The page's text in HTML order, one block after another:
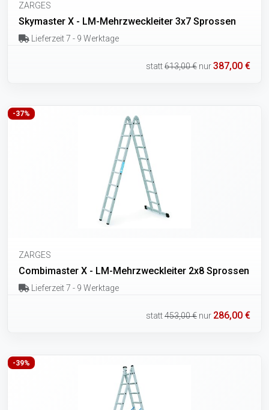
ZARGES
Skymaster X - LM-Mehrzweckleiter 3x7 Sprossen
Lieferzeit 7 - 9 Werktage
statt613,00 € nur387,00 €
-37%
ZARGES
Combimaster X - LM-Mehrzweckleiter 2x8 Sprossen
Lieferzeit 7 - 9 Werktage
statt453,00 € nur 286,00 €
-39%